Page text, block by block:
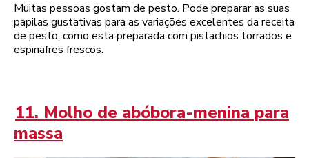
Muitas pessoas gostam de pesto. Pode preparar as suas
papilas gustativas para as variações excelentes da receita
de pesto, como esta preparada com pistachios torrados e
espinafres frescos.
11. Molho de abóbora-menina para
massa